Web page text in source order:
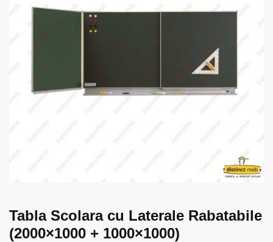
Tabla Scolara cu Laterale Rabatabile
(2000×1000 + 1000×1000)